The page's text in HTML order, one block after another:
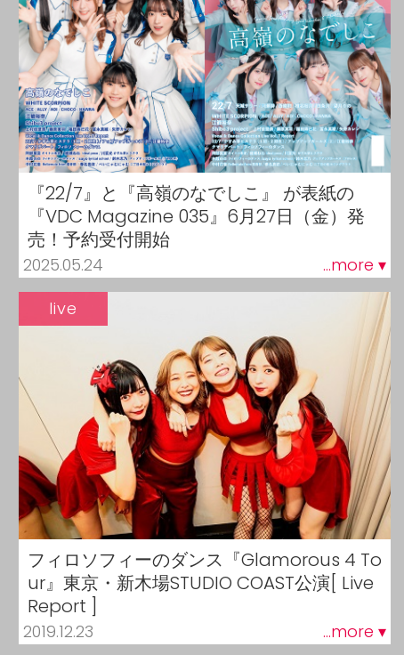
『22/7』と『高嶺のなでしこ』 が表紙の
『VDC Magazine 035』6月27日（金）発
売！予約受付開始
2025.05.24 ...more ▾
フィロソフィーのダンス『Glamorous 4 To
ur』東京・新木場STUDIO COAST公演[ Live
Report ]
2019.12.23 ...more ▾
live